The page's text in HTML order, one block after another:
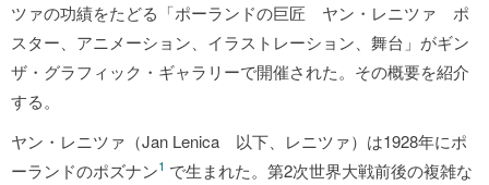
ツァの功績をたどる「ポーランドの巨匠 ヤン・レニツァ ポ
スター、アニメーション、イラストレーション、舞台」がギン
ザ・グラフィック・ギャラリーで開催された。その概要を紹介
する。
ヤン・レニツァ（Jan Lenica 以下、レニツァ）は1928年にポ
ーランドのポズナン1 で生まれた。第2次世界大戦前後の複雑な